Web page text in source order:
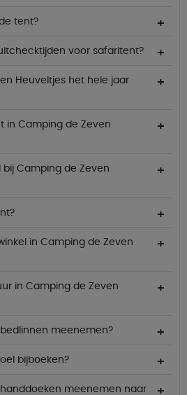
tent?
voor safaritent?
Heuveltjes het hele jaar
in Camping de Zeven
Camping de Zeven
in Camping de Zeven
in Camping de Zeven
meenemen?
bijboeken?
meenemen naar